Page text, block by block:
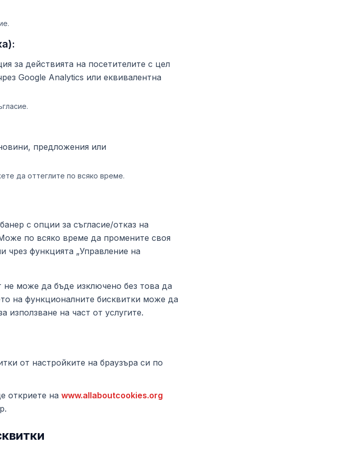
за действията на посетителите с цел
Google Analytics или еквивалентна
предложения или
да оттеглите по всяко време.
с опции за съгласие/отказ на
по всяко време да промените своя
чрез функцията „Управление на
не може да бъде изключено без това да
на функционалните бисквитки може да
на част от услугите.
от настройките на браузъра си по
откриете на www.allaboutcookies.org